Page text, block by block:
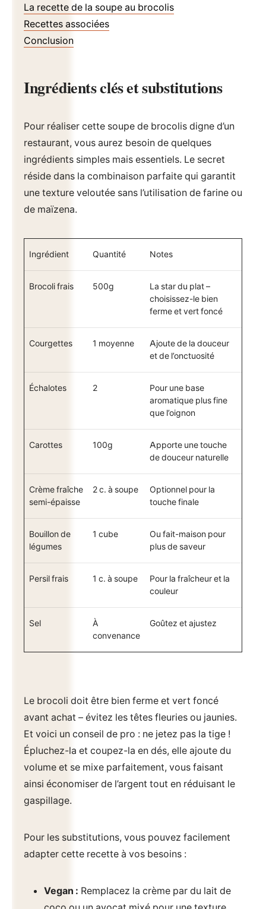
La recette de la soupe au brocolis
Recettes associées
Conclusion
Ingrédients clés et substitutions
Pour réaliser cette soupe de brocolis digne d’un
restaurant, vous aurez besoin de quelques
ingrédients simples mais essentiels. Le secret
réside dans la combinaison parfaite qui garantit
une texture veloutée sans l’utilisation de farine ou
de maïzena.
Ingrédient Quantité Notes
Brocoli frais 500g
La star du plat –
choisissez-le bien
ferme et vert foncé
Courgettes 1 moyenne
Ajoute de la douceur
et de l’onctuosité
Échalotes 2
Pour une base
aromatique plus fine
que l’oignon
Carottes 100g
Apporte une touche
de douceur naturelle
Crème fraîche
semi-épaisse
2 c. à soupe
Optionnel pour la
touche finale
Bouillon de
légumes
1 cube
Ou fait-maison pour
plus de saveur
Persil frais 1 c. à soupe
Pour la fraîcheur et la
couleur
Sel
À
convenance
Goûtez et ajustez
Le brocoli doit être bien ferme et vert foncé
avant achat – évitez les têtes fleuries ou jaunies.
Et voici un conseil de pro : ne jetez pas la tige !
Épluchez-la et coupez-la en dés, elle ajoute du
volume et se mixe parfaitement, vous faisant
ainsi économiser de l’argent tout en réduisant le
gaspillage.
Pour les substitutions, vous pouvez facilement
adapter cette recette à vos besoins :
Vegan : Remplacez la crème par du lait de